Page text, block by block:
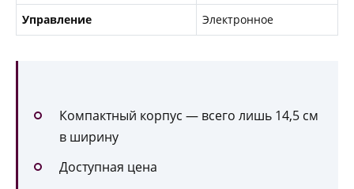
Управление Электронное
Компактный корпус — всего лишь 14,5 см
в ширину
Доступная цена